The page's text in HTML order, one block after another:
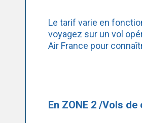
Le tarif varie en
voyagez sur un vol
Air France pour
En ZONE 2 /Vols de